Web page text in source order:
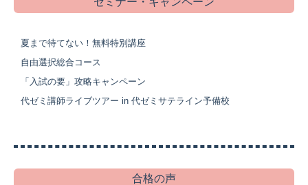
夏まで待てない！無料特別講座
自由選択総合コース
「入試の要」攻略キャンペーン
代ゼミ講師ライブツアー in 代ゼミサテライン予備校
合格の声